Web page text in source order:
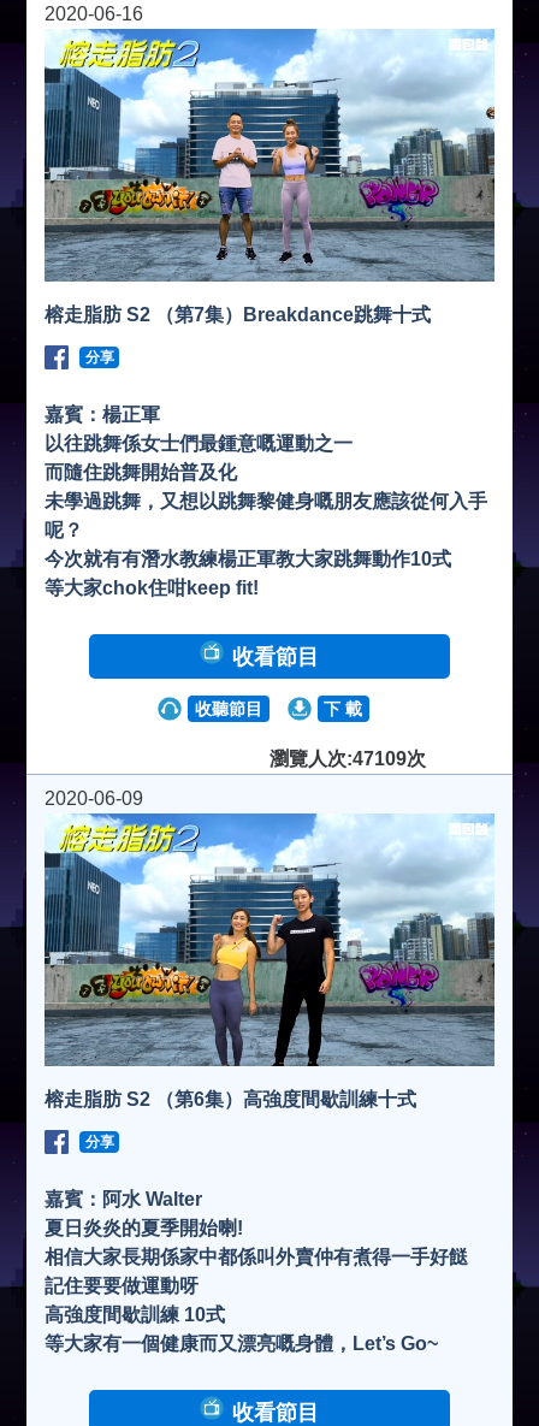
2020-06-16
榕走脂肪 S2 （第7集）Breakdance跳舞十式
分享
嘉賓：楊正軍
以往跳舞係女士們最鍾意嘅運動之一
而隨住跳舞開始普及化
未學過跳舞，又想以跳舞黎健身嘅朋友應該從何入手
呢？
今次就有有潛水教練楊正軍教大家跳舞動作10式
等大家chok住咁keep fit!
收看節目
收聽節目 下 載
瀏覽人次:47109次
2020-06-09
榕走脂肪 S2 （第6集）高強度間歇訓練十式
分享
嘉賓：阿水 Walter
夏日炎炎的夏季開始喇!
相信大家長期係家中都係叫外賣仲有煮得一手好餸
記住要要做運動呀
高強度間歇訓練 10式
等大家有一個健康而又漂亮嘅身體，Let’s Go~
收看節目